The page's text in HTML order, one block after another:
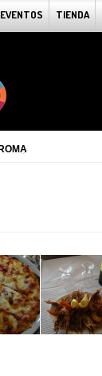
EVENTOS TIENDA